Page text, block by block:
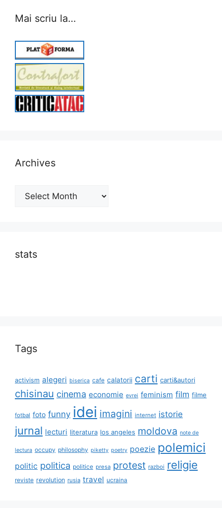
Mai scriu la…
Archives
Archives
stats
Tags
activism alegeri biserica cafe calatorii carti carti&autori
chisinau cinema economie evrei feminism film filme
fotbal foto funny idei imagini internet istorie
jurnal lecturi literatura los angeles moldova note de
lectura occupy philosophy piketty poetry poezie polemici
politic politica politice presa protest razboi religie
reviste revolution rusia travel ucraina